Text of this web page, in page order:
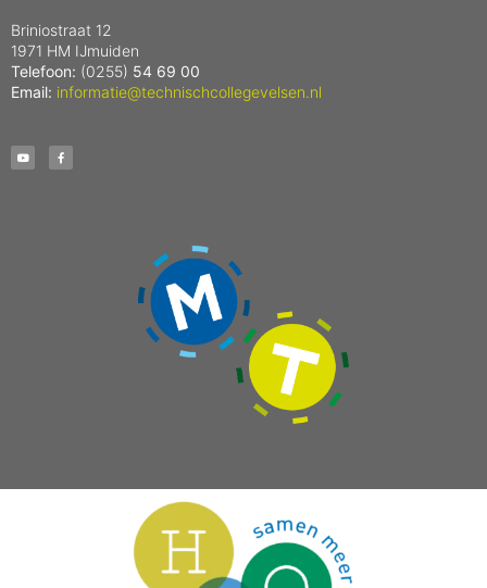
Briniostraat 12
1971 HM IJmuiden
Telefoon: (0255) 54 69 00
Email: informatie@technischcollegevelsen.nl